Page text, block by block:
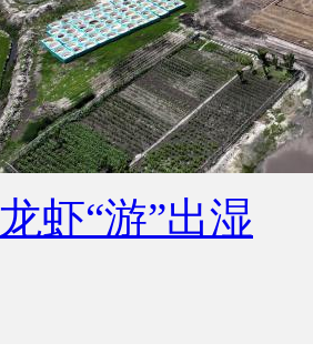
虾“游”出湿